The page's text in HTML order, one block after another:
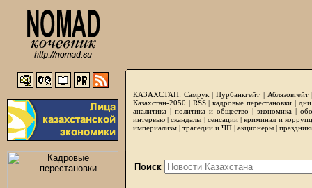
КАЗАХСТАН: Самрук |Нурбанкгейт | Аблязовгейт
Казахстан-2050 | RSS|кадровые перестановки|
аналитика | политика и общество | экономика |
интервью |скандалы | сенсации|криминал и
империализм | трагедии и ЧП | акционеры |
Поиск